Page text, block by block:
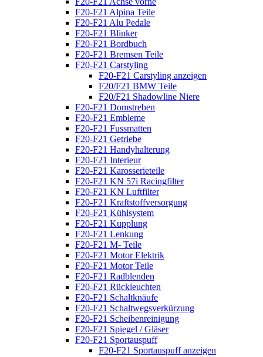
F20-F21 Alpina Teile
F20-F21 Alu Pedale
F20-F21 Blinker
F20-F21 Bordbuch
F20-F21 Bremsen Teile
F20-F21 Carstyling
F20-F21 Carstyling anzeigen
F20/F21 BMW Teile
F20/F21 Shadowline Niere
F20-F21 Domstreben
F20-F21 Embleme
F20-F21 Fussmatten
F20-F21 Getriebe
F20-F21 Handyhalterung
F20-F21 Interieur
F20-F21 Karosserieteile
F20-F21 KN 57i Racingfilter
F20-F21 KN Luftfilter
F20-F21 Kraftstoffversorgung
F20-F21 Kühlsystem
F20-F21 Kupplung
F20-F21 Lenkung
F20-F21 M- Teile
F20-F21 Motor Elektrik
F20-F21 Motor Teile
F20-F21 Radblenden
F20-F21 Rückleuchten
F20-F21 Schaltknäufe
F20-F21 Schaltwegsverkürzung
F20-F21 Scheibenreinigung
F20-F21 Spiegel / Gläser
F20-F21 Sportauspuff
F20-F21 Sportauspuff anzeigen